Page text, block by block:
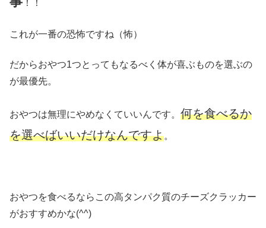
！！
これが一番の恐怖ですね（怖）
だからおやつ1つとってもなるべく体が喜ぶものを選ぶの
が最優先。
おやつは無理にやめなくていいんです。 何を食べるか
を選べばいいだけなんですよ。
おやつを食べるならこの高タンパク質のチーズクラッカー
がおすすめかな(^^)